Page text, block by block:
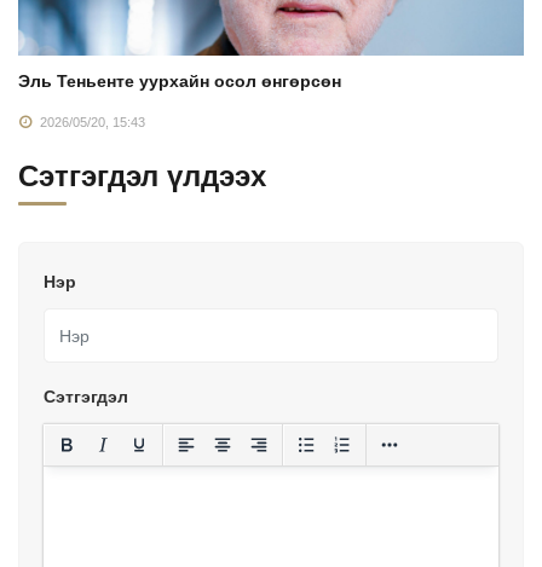
Эль Теньенте уурхайн осол өнгөрсөн
2026/05/20, 15:43
Сэтгэгдэл үлдээх
Нэр
Сэтгэгдэл